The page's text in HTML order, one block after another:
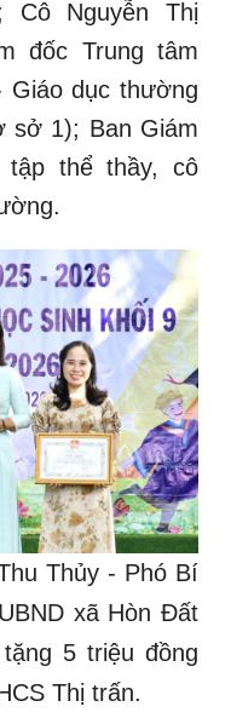
Cô Nguyễn Thị
đốc Trung tâm
Giáo dục thường
sở 1); Ban Giám
tập thể thầy, cô
Thủy - Phó Bí
xã Hòn Đất
5 triệu đồng
Thị trấn.